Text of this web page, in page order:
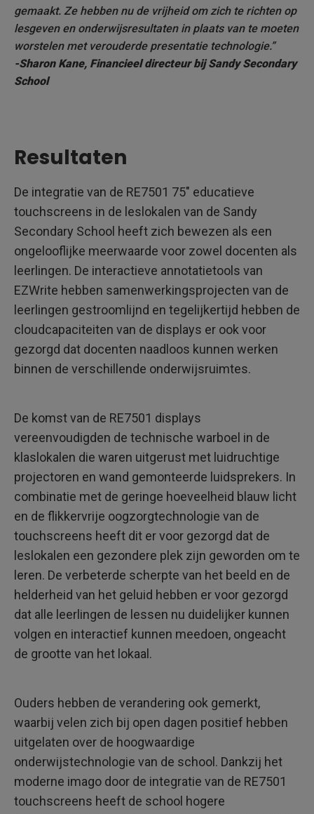
gemaakt. Ze hebben nu de vrijheid om zich te richten op
lesgeven en onderwijsresultaten in plaats van te moeten
worstelen met verouderde presentatie technologie.”
-Sharon Kane, Financieel directeur bij Sandy Secondary
School
Resultaten
De integratie van de RE7501 75" educatieve
touchscreens in de leslokalen van de Sandy
Secondary School heeft zich bewezen als een
ongelooflijke meerwaarde voor zowel docenten als
leerlingen. De interactieve annotatietools van
EZWrite hebben samenwerkingsprojecten van de
leerlingen gestroomlijnd en tegelijkertijd hebben de
cloudcapaciteiten van de displays er ook voor
gezorgd dat docenten naadloos kunnen werken
binnen de verschillende onderwijsruimtes.
De komst van de RE7501 displays
vereenvoudigden de technische warboel in de
klaslokalen die waren uitgerust met luidruchtige
projectoren en wand gemonteerde luidsprekers. In
combinatie met de geringe hoeveelheid blauw licht
en de flikkervrije oogzorgtechnologie van de
touchscreens heeft dit er voor gezorgd dat de
leslokalen een gezondere plek zijn geworden om te
leren. De verbeterde scherpte van het beeld en de
helderheid van het geluid hebben er voor gezorgd
dat alle leerlingen de lessen nu duidelijker kunnen
volgen en interactief kunnen meedoen, ongeacht
de grootte van het lokaal.
Ouders hebben de verandering ook gemerkt,
waarbij velen zich bij open dagen positief hebben
uitgelaten over de hoogwaardige
onderwijstechnologie van de school. Dankzij het
moderne imago door de integratie van de RE7501
touchscreens heeft de school hogere